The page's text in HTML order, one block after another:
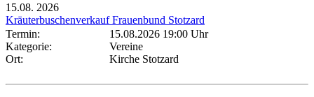
15.08. 2026
Kräuterbuschenverkauf Frauenbund Stotzard
Termin:
15.08.2026 19:00 Uhr
Kategorie:
Vereine
Ort:
Kirche Stotzard